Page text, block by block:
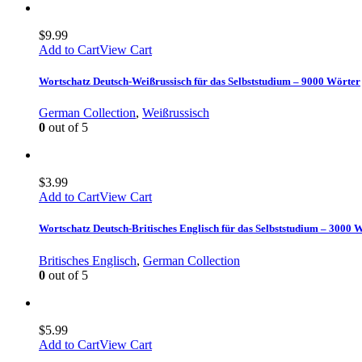
$9.99
Add to CartView Cart
Wortschatz Deutsch-Weißrussisch für das Selbststudium – 9000 Wörter
German Collection, Weißrussisch
0 out of 5
$3.99
Add to CartView Cart
Wortschatz Deutsch-Britisches Englisch für das Selbststudium – 3000
Britisches Englisch, German Collection
0 out of 5
$5.99
Add to CartView Cart